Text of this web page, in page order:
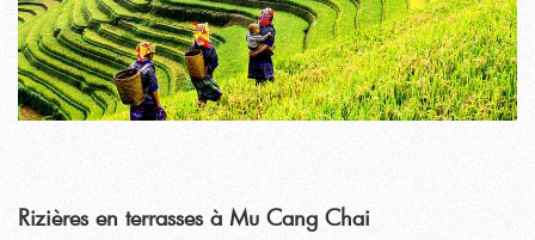
Rizières en terrasses à Mu Cang Chai